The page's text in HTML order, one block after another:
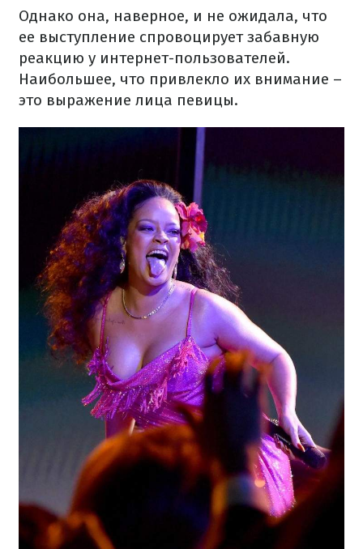
Однако она, наверное, и не ожидала, что
ее выступление спровоцирует забавную
реакцию у интернет-пользователей.
Наибольшее, что привлекло их внимание –
это выражение лица певицы.